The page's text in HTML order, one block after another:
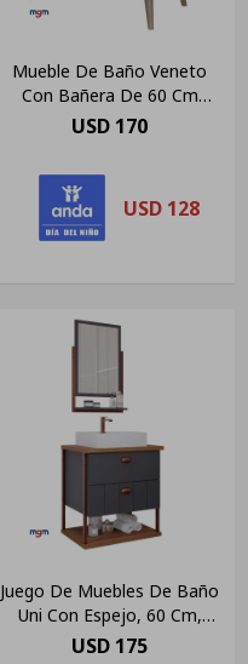
Mueble De Baño Veneto
Con Bañera De 60 Cm
Capuccino/freijo Color De
USD 170
USD 128
Juego De Muebles De Baño
Uni Con Espejo, 60 Cm,
Mgm Dark Gray Mobile
USD 175